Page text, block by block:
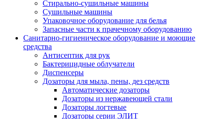
Стирально-сушильные машины
Сушильные машины
Упаковочное оборудование для белья
Запасные части к прачечному оборудованию
Санитарно-гигиеническое оборудование и моющие
средства
Антисептик для рук
Бактерицидные облучатели
Диспенсеры
Дозаторы для мыла, пены, дез средств
Автоматические дозаторы
Дозаторы из нержавеющей стали
Дозаторы логтевые
Дозаторы серии ЭЛИТ